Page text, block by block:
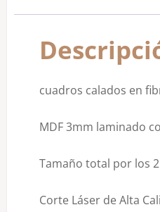
cuadros calados en
MDF 3mm laminado
Tamaño total por los
Corte Láser de Alta